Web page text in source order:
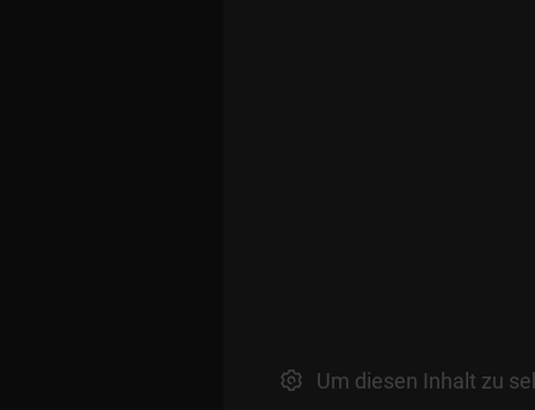
Um diesen Inhalt zu